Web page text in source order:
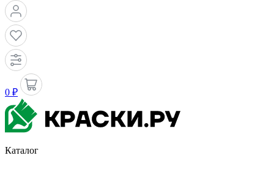
0 ₽
Каталог